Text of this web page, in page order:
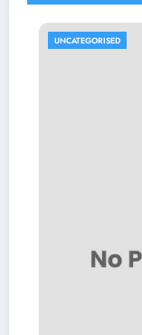
UNCATEGORISED